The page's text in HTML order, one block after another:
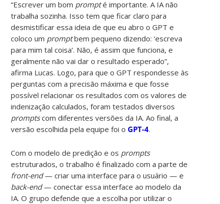
“Escrever um bom prompté importante. A IA não
trabalha sozinha. Isso tem que ficar claro para
desmistificar essa ideia de que eu abro o GPT e
coloco um promptbem pequeno dizendo: ‘escreva
para mim tal coisa’. Não, é assim que funciona, e
geralmente não vai dar o resultado esperado”,
afirma Lucas. Logo, para que o GPT respondesse às
perguntas com a precisão máxima e que fosse
possível relacionar os resultados com os valores de
indenização calculados, foram testados diversos
promptscom diferentes versões da IA. Ao final, a
versão escolhida pela equipe foi oGPT-4.
Com o modelo de predição e os prompts
estruturados, o trabalho é finalizado com a parte de
front-end— criar uma interface para o usuário — e
back-end— conectar essa interface ao modelo da
IA. O grupo defende que a escolha por utilizar o